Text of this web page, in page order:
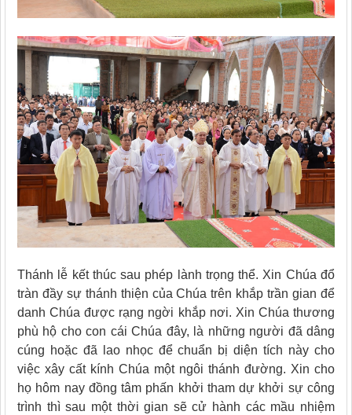
Thánh lễ kết thúc sau phép lành trọng thể. Xin Chúa đổ
tràn đầy sự thánh thiện của Chúa trên khắp trần gian để
danh Chúa được rạng ngời khắp nơi. Xin Chúa thương
phù hộ cho con cái Chúa đây, là những người đã dâng
cúng hoặc đã lao nhọc để chuẩn bị diện tích này cho
việc xây cất kính Chúa một ngôi thánh đường. Xin cho
họ hôm nay đồng tâm phấn khởi tham dự khởi sự công
trình thì sau một thời gian sẽ cử hành các mầu nhiệm